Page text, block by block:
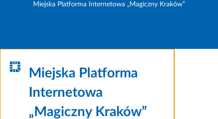
Miejska Platforma Internetowa „Magiczny Kraków”
Miejska Platforma
Internetowa
„Magiczny Kraków”